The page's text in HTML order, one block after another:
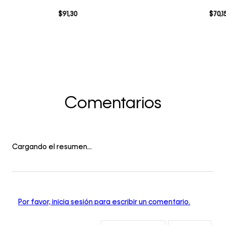
$91,30 $70,
Comentarios
Cargando el resumen…
Por favor, inicia sesión para escribir un comentario.